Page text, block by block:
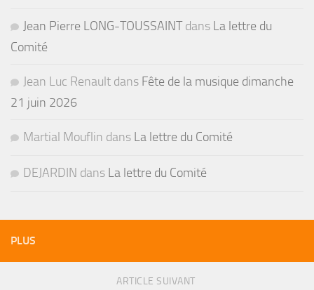
Jean Pierre LONG-TOUSSAINTdans La lettre du
Comité
Jean Luc Renault dans Fête de la musique dimanche
21 juin 2026
Martial Mouflin dans La lettre du Comité
DEJARDIN dans La lettre du Comité
PLUS
ARTICLE SUIVANT